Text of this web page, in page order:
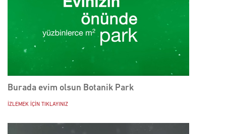
Burada evim olsun Botanik Park
İZLEMEK İÇİN TIKLAYINIZ